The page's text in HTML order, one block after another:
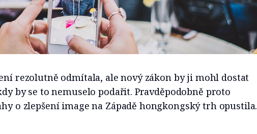
rezolutně odmítala, ale nový zákon by ji mohl dostat
by se to nemuselo podařit. Pravděpodobně proto
o zlepšení image na Západě hongkongský trh opustila.